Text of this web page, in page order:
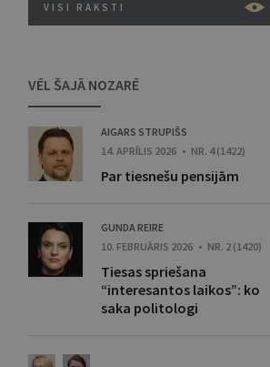
VISI RAKSTI
VĒL ŠAJĀ NOZARĒ
AIGARS STRUPIŠS
14. APRĪLIS 2026 • NR. 4 (1422)
Par tiesnešu pensijām
GUNDA REIRE
10. FEBRUĀRIS 2026 • NR. 2 (1420)
Tiesas spriešana
“interesantos laikos”: ko
saka politologi